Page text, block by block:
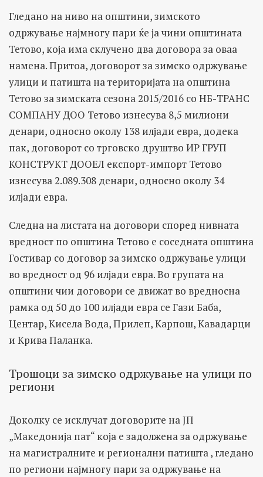
Гледано на ниво на општини, зимското
одржување најмногу пари ќе ја чини општината
Тетово, која има склучено два договора за оваа
намена. Притоа, договорот за зимско одржување
улици и патишта на територијата на општина
Тетово за зимската сезона 2015/2016 со НБ-ТРАНС
СОМПАНУ ДОО Тетово изнесува 8,5 милиони
денари, односно околу 138 илјади евра, додека
пак, договорот со трговско друштво ИР ГРУП
КОНСТРУКТ ДООЕЛ експорт-импорт Тетово
изнесува 2.089.308 денари, односно околу 34
илјади евра.
Следна на листата на договори според нивната
вредност по општина Тетово е соседната општина
Гостивар со договор за зимско одржување улици
во вредност од 96 илјади евра. Во групата на
општини чии договори се движат во вредносна
рамка од 50 до 100 илјади евра се Гази Баба,
Центар, Кисела Вода, Прилеп, Карпош, Кавадарци
и Крива Паланка.
Трошоци за зимско одржување на улици по
региони
Доколку се исклучат договорите на ЈП
„Македонија пат“ која е задолжена за одржување
на магистралните и регионални патишта , гледано
по региони најмногу пари за одржување на